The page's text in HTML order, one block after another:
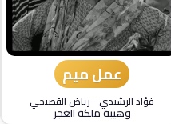
عمل ميم
فؤاد الرشيدي-رياض القصبجي
وهيبة ملكة الغجر